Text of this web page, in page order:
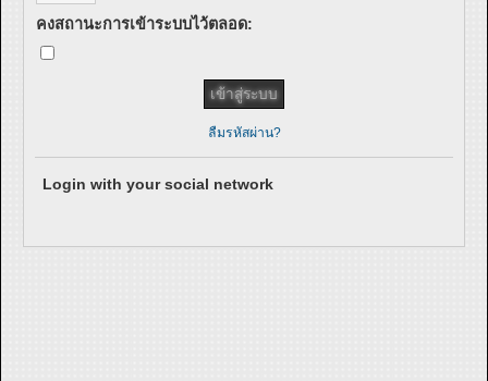
คงสถานะการเข้าระบบไว้ตลอด:
ลืมรหัสผ่าน?
Login with your social network